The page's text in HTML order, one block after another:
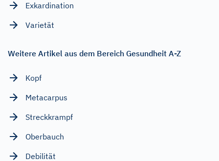
Exkardination
Varietät
Weitere Artikel aus dem Bereich Gesundheit A-Z
Kopf
Metacarpus
Streckkrampf
Oberbauch
Debilität